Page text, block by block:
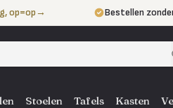
op=op→ Bestellen
Stoelen Tafels Kasten